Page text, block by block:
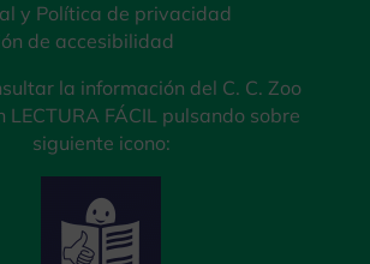
y Política de privacidad
de accesibilidad
la información del C. C. Zoo
LECTURA FÁCIL pulsando sobre
siguiente icono: